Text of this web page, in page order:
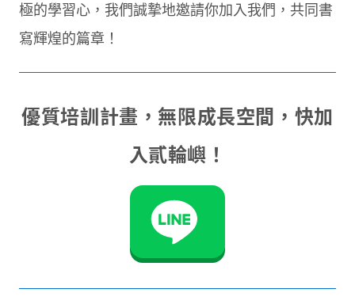
極的學習心，我們誠摯地邀請你加入我們，共同書
寫輝煌的篇章！
優質培訓計畫，無限成長空間，快加
入貳輪嶼！